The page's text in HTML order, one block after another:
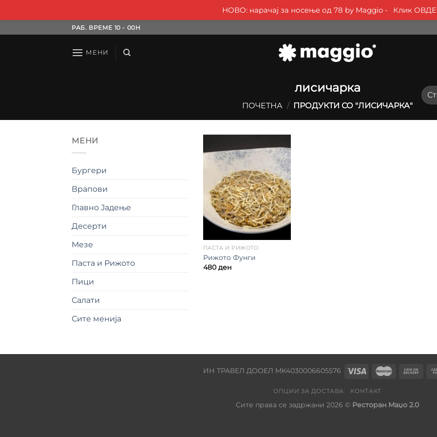
to
РАБ. ВРЕМЕ 10 - 00H
МЕНИ
лисичарка
ПОЧЕТНА / ПРОДУКТИ СО "ЛИСИЧАРКА"
МЕНИ
Бургери
Врапови
Главно Јадење
Десерти
Мезе
Паста и Рижото
Пици
Салати
Сите менија
ПАСТА И РИЖОТО
Рижото Фунги
480ден
ИН ТРАВЕЛ ДООЕЛ MK4030006605576
ОПЦИИ ЗА ДОСТАВА КОНТАКТ
Сите права се задржани 2026 © Ресторан Маџо 2.0
НОВО: нарачај за носење од 78 by Maggio - Клик ОВДЕ